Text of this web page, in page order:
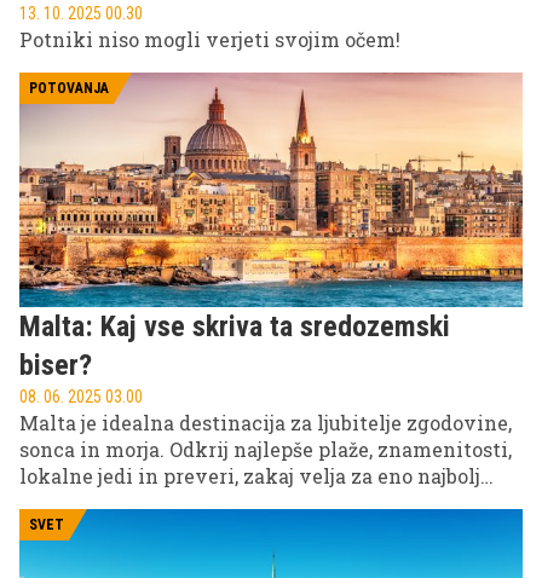
13. 10. 2025 00.30
Potniki niso mogli verjeti svojim očem!
POTOVANJA
Malta: Kaj vse skriva ta sredozemski
biser?
08. 06. 2025 03.00
Malta je idealna destinacija za ljubitelje zgodovine,
sonca in morja. Odkrij najlepše plaže, znamenitosti,
lokalne jedi in preveri, zakaj velja za eno najbolj
SVET